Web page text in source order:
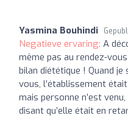
Yasmina Bouhindi
Negatieve ervaring: A
même pas au rendez-
bilan diététique ! Quand je
vous, l’établissement
mais personne n’est
disant qu’elle était en